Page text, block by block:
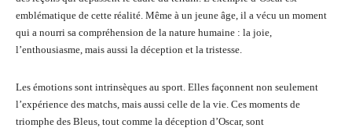
emblématique de cette réalité. Même à un jeune âge, il a vécu un moment
qui a nourri sa compréhension de la nature humaine : la joie,
l’enthousiasme, mais aussi la déception et la tristesse.
Les émotions sont intrinsèques au sport. Elles façonnent non seulement
l’expérience des matchs, mais aussi celle de la vie. Ces moments de
triomphe des Bleus, tout comme la déception d’Oscar, sont